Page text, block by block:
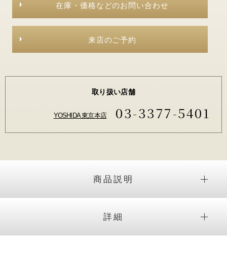
在庫・価格などのお問い合わせ
来店のご予約
取り扱い店舗
YOSHIDA 東京本店 03-3377-5401
商品説明
詳細